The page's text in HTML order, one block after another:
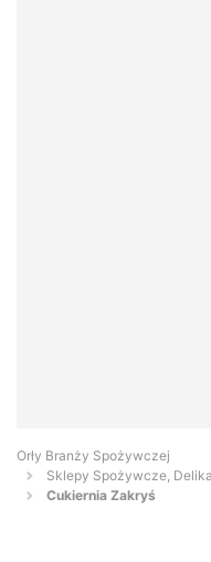
Orły Branży Spożywczej
Sklepy Spożywcze,
Cukiernia Zakryś